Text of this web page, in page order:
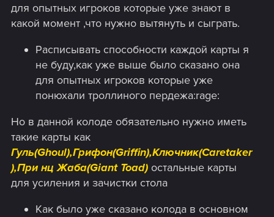
для опытных игроков которые уже знают в
какой момент ,что нужно вытянуть и сыграть.
Расписывать способности каждой карты я
не буду,как уже выше было сказано она
для опытных игроков которые уже
понюхали троллиного пердежа:rage:
Но в данной колоде обязательно нужно иметь
такие карты как
Гуль(Ghoul),Грифон(Griffin),Ключник(Caretaker
),При нц Жаба(Giant Toad) остальные карты
для усиления и зачистки стола
Как было уже сказано колода в основном